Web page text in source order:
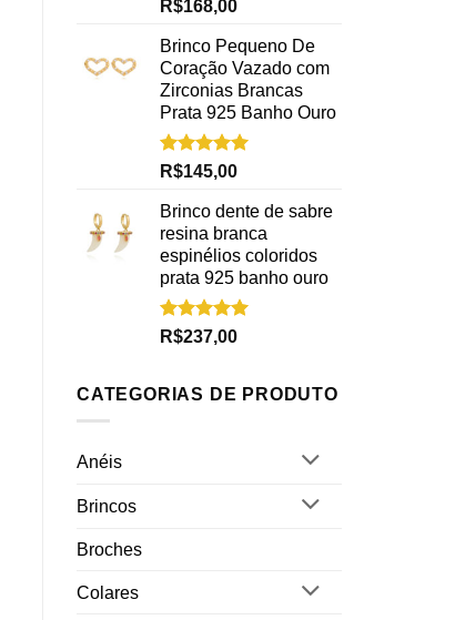
5.00
de 5
R$168,00
Brinco Pequeno De
Coração Vazado com
Zirconias Brancas
Prata 925 Banho Ouro
Avaliação
5.00
de 5
R$145,00
Brinco dente de sabre
resina branca
espinélios coloridos
prata 925 banho ouro
Avaliação
5.00
de 5
R$237,00
CATEGORIAS DE PRODUTO
Anéis
Brincos
Broches
Colares